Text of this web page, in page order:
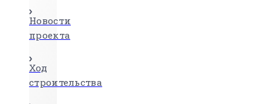
Новости
проекта
Ход
строительства